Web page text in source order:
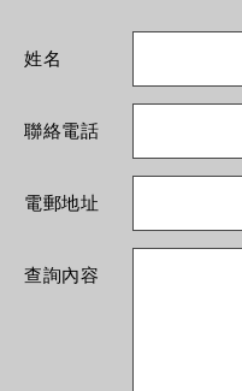
姓名
聯絡電話
電郵地址
查詢內容